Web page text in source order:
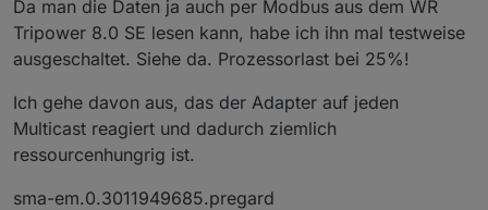
Da man die Daten ja auch per Modbus aus dem WR
Tripower 8.0 SE lesen kann, habe ich ihn mal testweise
ausgeschaltet. Siehe da. Prozessorlast bei 25%!
Ich gehe davon aus, das der Adapter auf jeden
Multicast reagiert und dadurch ziemlich
ressourcenhungrig ist.
sma-em.0.3011949685.pregard